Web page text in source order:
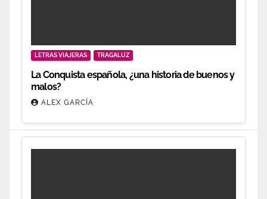
LETRAS VIAJERAS TRAGALUZ
La Conquista española, ¿una historia de buenos y
malos?
ALEX GARCÍA